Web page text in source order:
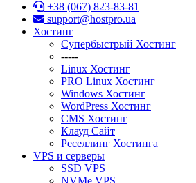
+38 (067) 823-83-81
support@hostpro.ua
Хостинг
Супербыстрый Хостинг
-----
Linux Хостинг
PRO Linux Хостинг
Windows Хостинг
WordPress Хостинг
CMS Хостинг
Клауд Сайт
Реселлинг Хостинга
VPS и серверы
SSD VPS
NVMe VPS